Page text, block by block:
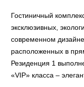
Гостиничный
эксклюзивных,
современном дизайне
расположенных в
Резиденция 1
«VIP» класса –